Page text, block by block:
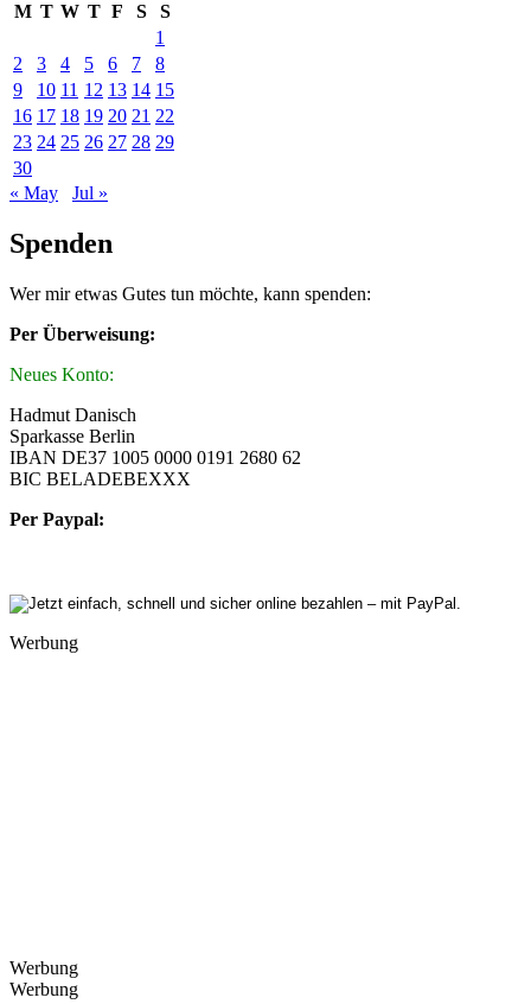
M T W T F S
S
1
2
3 4 5 6 7
8
9
10 11 12 13 14 15
16 17 18 19 20 21 22
23 24 25 26 27 28 29
30
« May
Jul »
Spenden
Wer mir etwas Gutes tun möchte, kann spenden:
Per Überweisung:
Neues Konto:
Hadmut Danisch
Sparkasse Berlin
IBAN DE37 1005 0000 0191 2680 62
BIC BELADEBEXXX
Per Paypal:
Werbung
Werbung
Werbung